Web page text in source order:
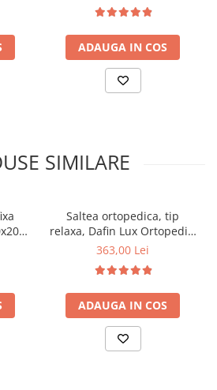
mediu spre soft, sistem de
aerisire perimetral, Saltex
plus 2 perne matlasate
microfibra 50x70cm,
lavabile la 60°C
ADAUGA IN COS
SIMILARE
Saltea ortopedica, tip
relaxa, Dafin Lux Ortopedic,
90x200x21cm, fermitate
tip Bonell, fata vara-iarna,
sistem de aerisire cu
butoni, Salt Confort
363,00 Lei
ADAUGA IN COS